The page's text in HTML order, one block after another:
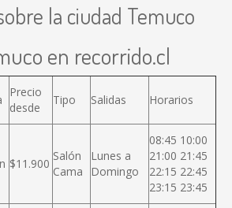
la ciudad Temuco
en recorrido.cl
Precio
desde
Tipo Salidas Horarios
$11.900
Salón
Cama
Lunes a
Domingo
08:45 10:00
21:00 21:45
22:15 22:45
23:15 23:45